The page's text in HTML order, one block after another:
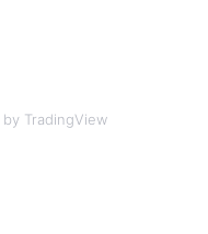
by TradingView